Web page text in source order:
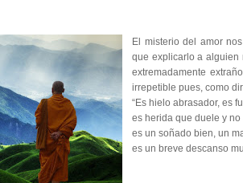
El misterio del amor
que explicarlo a alguien
extremadamente
irrepetible pues, como
“Es hielo abrasador, es
es herida que duele y no
es un soñado bien, un
es un breve descanso